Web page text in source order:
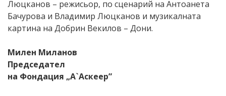
Люцканов – режисьор, по сценарий на Антоанета
Бачурова и Владимир Люцканов и музикалната
картина на Добрин Векилов – Дони.
Милен Миланов
Председател
на Фондация „А`Аскеер”